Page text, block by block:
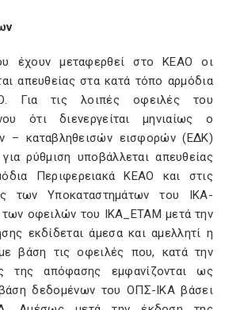
έχουν μεταφερθεί στο ΚΕΑΟ οι
απευθείας στα κατά τόπο αρμόδια
Για τις λοιπές οφειλές του
ότι διενεργείται μηνιαίως ο
– καταβληθεισών εισφορών (ΕΔΚ)
ρύθμιση υποβάλλεται απευθείας
Περιφερειακά ΚΕΑΟ και στις
των Υποκαταστημάτων του ΙΚΑ-
οφειλών του ΙΚΑ_ΕΤΑΜ μετά την
εκδίδεται άμεσα και αμελλητί η
βάση τις οφειλές που, κατά την
της απόφασης εμφανίζονται ως
δεδομένων του ΟΠΣ-ΙΚΑ βάσει